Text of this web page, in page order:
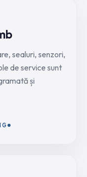
sealuri, senzori,
de service sunt
și